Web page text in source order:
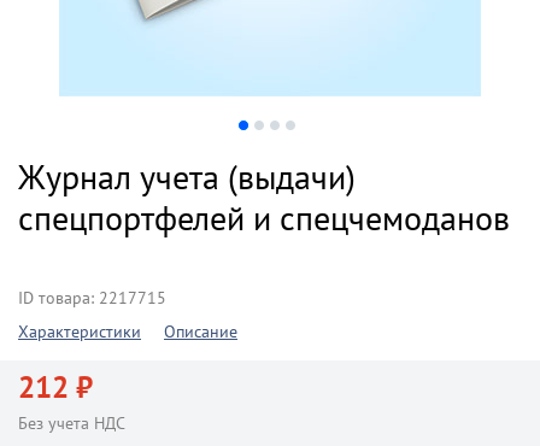
Журнал учета (выдачи)
спецпортфелей и спецчемоданов
ID товара: 2217715
Характеристики
Описание
212 ₽
Без учета НДС